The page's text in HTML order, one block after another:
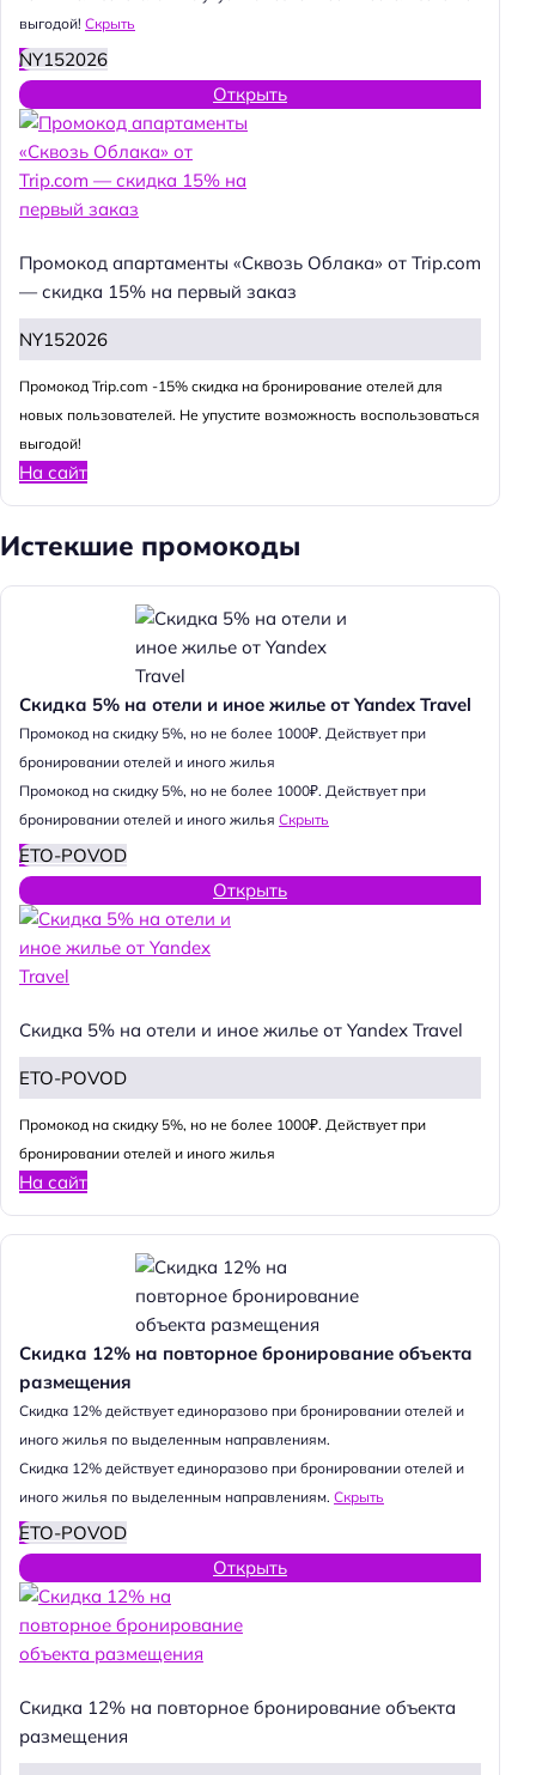
выгодой! Скрыть
NY152026
Открыть
Промокод апартаменты «Сквозь Облака» от Trip.com
— скидка 15% на первый заказ
NY152026
Промокод Trip.com -15% скидка на бронирование отелей для
новых пользователей. Не упустите возможность воспользоваться
выгодой!
На сайт
Истекшие промокоды
Скидка 5% на отели и иное жилье от Yandex Travel
Промокод на скидку 5%, но не более 1000₽. Действует при
бронировании отелей и иного жилья
Промокод на скидку 5%, но не более 1000₽. Действует при
бронировании отелей и иного жилья Скрыть
ETO-POVOD
Открыть
Скидка 5% на отели и иное жилье от Yandex Travel
ETO-POVOD
Промокод на скидку 5%, но не более 1000₽. Действует при
бронировании отелей и иного жилья
На сайт
Скидка 12% на повторное бронирование объекта
размещения
Cкидка 12% действует единоразово при бронировании отелей и
иного жилья по выделенным направлениям.
Cкидка 12% действует единоразово при бронировании отелей и
иного жилья по выделенным направлениям. Скрыть
ETO-POVOD
Открыть
Скидка 12% на повторное бронирование объекта
размещения